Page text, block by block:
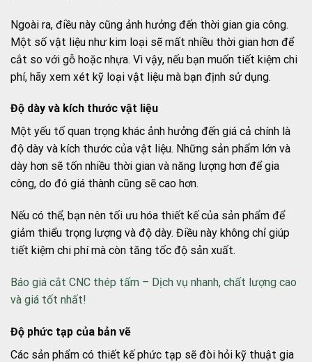
Ngoài ra, điều này cũng ảnh hưởng đến thời gian gia công.
Một số vật liệu như kim loại sẽ mất nhiều thời gian hơn để
cắt so với gỗ hoặc nhựa. Vì vậy, nếu bạn muốn tiết kiệm chi
phí, hãy xem xét kỹ loại vật liệu mà bạn định sử dụng.
Độ dày và kích thước vật liệu
Một yếu tố quan trọng khác ảnh hưởng đến giá cả chính là
độ dày và kích thước của vật liệu. Những sản phẩm lớn và
dày hơn sẽ tốn nhiều thời gian và năng lượng hơn để gia
công, do đó giá thành cũng sẽ cao hơn.
Nếu có thể, bạn nên tối ưu hóa thiết kế của sản phẩm để
giảm thiểu trọng lượng và độ dày. Điều này không chỉ giúp
tiết kiệm chi phí mà còn tăng tốc độ sản xuất.
Báo giá cắt CNC thép tấm – Dịch vụ nhanh, chất lượng cao
và giá tốt nhất!
Độ phức tạp của bản vẽ
Các sản phẩm có thiết kế phức tạp sẽ đòi hỏi kỹ thuật gia